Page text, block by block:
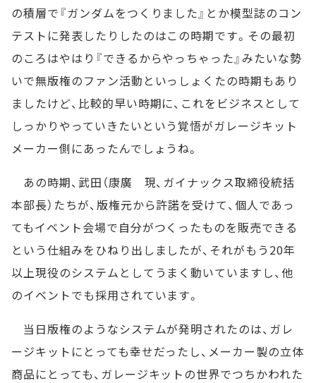
の積層で『ガンダムをつくりました』とか模型誌のコン
テストに発表したりしたのはこの時期です。その最初
のころはやはり『できるからやっちゃった』みたいな勢
いで無版権のファン活動といっしょくたの時期もあり
ましたけど、比較的早い時期に、これをビジネスとして
しっかりやっていきたいという覚悟がガレージキット
メーカー側にあったんでしょうね。
あの時期、武田（康廣 現、ガイナックス取締役統括
本部長）たちが、版権元から許諾を受けて、個人であっ
てもイベント会場で自分がつくったものを販売できる
という仕組みをひねり出しましたが、それがもう20年
以上現役のシステムとしてうまく動いていますし、他
のイベントでも採用されています。
当日版権のようなシステムが発明されたのは、ガレ
ージキットにとっても幸せだったし、メーカー製の立体
商品にとっても、ガレージキットの世界でつちかわれた